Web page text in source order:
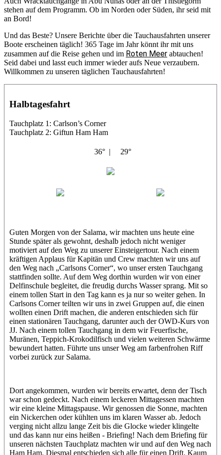
stehen auf dem Programm. Ob im Norden oder Süden, ihr seid mit
an Bord!
Und das Beste? Unsere Berichte über die Tauchausfahrten unserer
Boote erscheinen täglich! 365 Tage im Jahr könnt ihr mit uns
zusammen auf die Reise gehen und im Roten Meer abtauchen!
Seid dabei und lasst euch immer wieder aufs Neue verzaubern.
Willkommen zu unseren täglichen Tauchausfahrten!
Halbtagesfahrt
Tauchplatz 1: Carlson’s Corner
Tauchplatz 2: Giftun Ham Ham
36° | 29°
Guten Morgen von der Salama, wir machten uns heute eine
Stunde später als gewohnt, deshalb jedoch nicht weniger
motiviert auf den Weg zu unserer Einsteigertour. Nach einem
kräftigen Applaus für Kapitän und Crew machten wir uns auf
den Weg nach „Carlsons Corner“, wo unser ersten Tauchgang
stattfinden sollte. Auf dem Weg dorthin wurden wir von einer
Delfinschule begleitet, die freudig durchs Wasser sprang. Mit so
einem tollen Start in den Tag kann es ja nur so weiter gehen. In
Carlsons Corner teilten wir uns in zwei Gruppen auf, die einen
wollten einen Drift machen, die anderen entschieden sich für
einen stationären Tauchgang, darunter auch der OWD-Kurs von
JJ. Nach einem tollen Tauchgang in dem wir Feuerfische,
Muränen, Teppich-Krokodilfisch und vielen weiteren Schwärme
bewundert hatten. Führte uns unser Weg am farbenfrohen Riff
vorbei zurück zur Salama.
Dort angekommen, wurden wir bereits erwartet, denn der Tisch
war schon gedeckt. Nach einem leckeren Mittagessen machten
wir eine kleine Mittagspause. Wir genossen die Sonne, machten
ein Nickerchen oder kühlten uns im klaren Wasser ab. Jedoch
verging nicht allzu lange Zeit bis die Glocke wieder klingelte
und das kann nur eins heißen - Briefing! Nach dem Briefing für
unseren nächsten Tauchplatz machten wir und auf den Weg nach
Ham Ham. Diesmal entschieden sich alle für einen Drift. Kaum